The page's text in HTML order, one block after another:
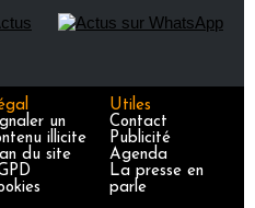
un
illicite
du site
Utiles
Contact
Publicité
Agenda
La presse en
parle